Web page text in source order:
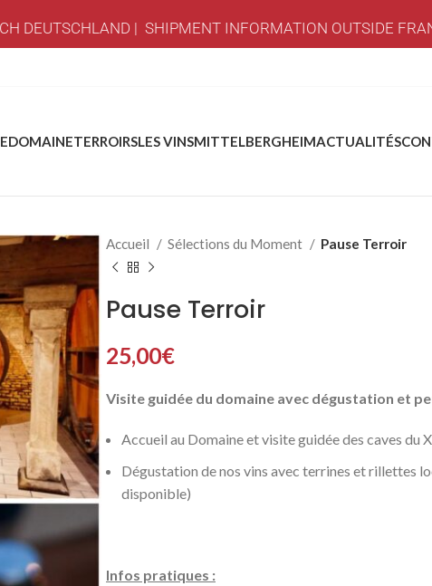
DOMAINETERROIRSLES VINSMITTELBERGHEIMACTUALITÉS
Accueil Sélections du Moment Pause Terroir
Pause Terroir
25,00€
Visite guidée du domaine avec dégustation et
Accueil au Domaine et visite guidée des caves du
Dégustation de nos vins avec terrines et rillettes
disponible)
Infos pratiques :
DEUTSCHLAND | SHIPMENT INFORMATION OUTSIDE